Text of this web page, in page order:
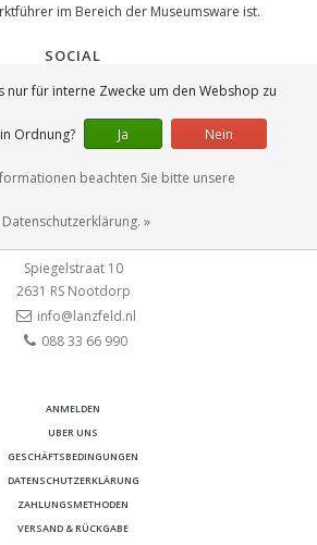
im Bereich der Museumsware ist.
SOCIAL
KONTAKT
Lanzfeld B.V.
Spiegelstraat 10
2631 RS Nootdorp
info@lanzfeld.nl
088 33 66 990
ANMELDEN
UBER UNS
GESCHÄFTSBEDINGUNGEN
DATENSCHUTZERKLÄRUNG
ZAHLUNGSMETHODEN
VERSAND & RÜCKGABE
nur für interne Zwecke um den Webshop zu
Ordnung? Ja Nein
beachten Sie bitte unsere
Datenschutzerklärung. »